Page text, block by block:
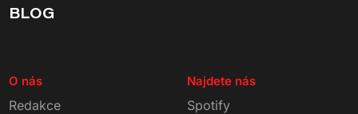
BLOG
O nás
Redakce
Najdete nás
Spotify